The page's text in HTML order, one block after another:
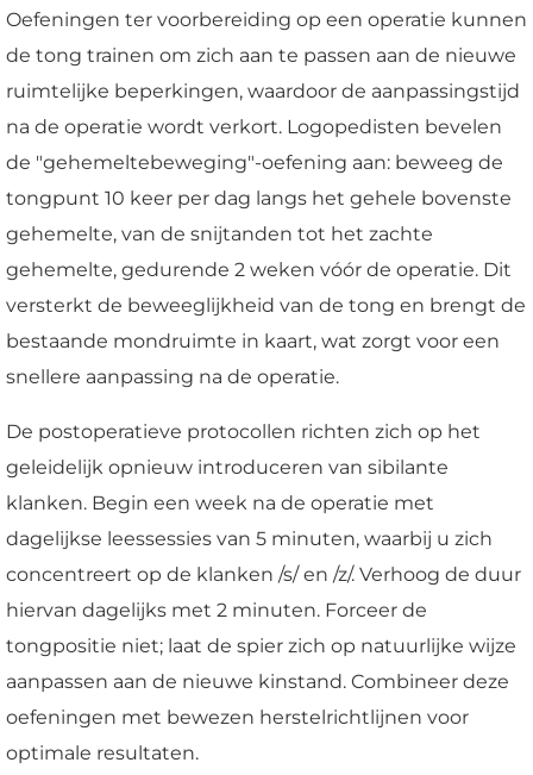
Oefeningen ter voorbereiding op een operatie kunnen
de tong trainen om zich aan te passen aan de nieuwe
ruimtelijke beperkingen, waardoor de aanpassingstijd
na de operatie wordt verkort. Logopedisten bevelen
de "gehemeltebeweging"-oefening aan: beweeg de
tongpunt 10 keer per dag langs het gehele bovenste
gehemelte, van de snijtanden tot het zachte
gehemelte, gedurende 2 weken vóór de operatie. Dit
versterkt de beweeglijkheid van de tong en brengt de
bestaande mondruimte in kaart, wat zorgt voor een
snellere aanpassing na de operatie.
De postoperatieve protocollen richten zich op het
geleidelijk opnieuw introduceren van sibilante
klanken. Begin een week na de operatie met
dagelijkse leessessies van 5 minuten, waarbij u zich
concentreert op de klanken /s/ en /z/. Verhoog de duur
hiervan dagelijks met 2 minuten. Forceer de
tongpositie niet; laat de spier zich op natuurlijke wijze
aanpassen aan de nieuwe kinstand. Combineer deze
oefeningen met bewezen herstelrichtlijnen voor
optimale resultaten.